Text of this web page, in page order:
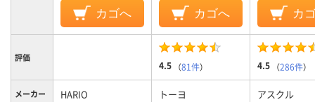
カゴへ カゴへ カ
評価
4.5 （81件） 4.5 （286件）
メーカー HARIO トーヨ アスクル